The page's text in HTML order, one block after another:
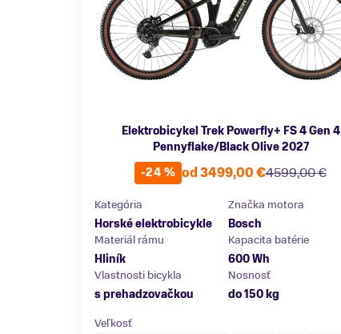
Elektrobicykel Trek Powerfly+ FS 4 Gen 4
Pennyflake/Black Olive 2027
-24 %
4599,00 €
od 3499,00 €
Kategória
Horské elektrobicykle
Značka motora
Bosch
Materiál rámu
Hliník
Kapacita batérie
600 Wh
Vlastnosti bicykla
s prehadzovačkou
Nosnosť
do 150 kg
Veľkosť